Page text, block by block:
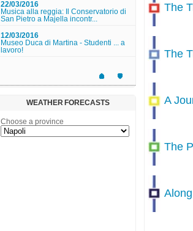
12/03/2016
Museo Duca di Martina - Studenti ... a
lavoro!
12/03/2016
Museo Pignatelli - YOGA AL MUSEO
06/06/2018
Presentazione libro "COLLEZIONE
01/06/2018
A piedi nudi nel parco (VI edizione)
WEATHER FORECASTS
Choose a province
The
The
A
The